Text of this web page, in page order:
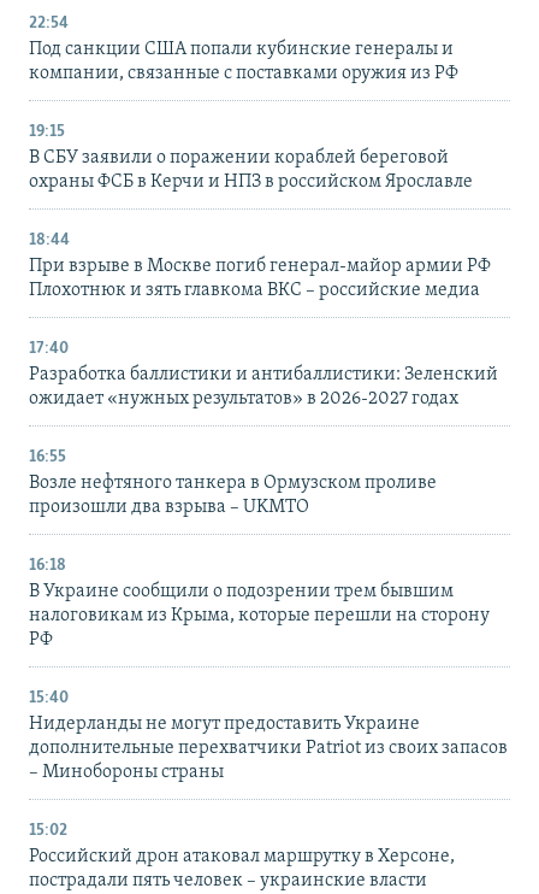
22:54
Под санкции США попали кубинские генералы и
компании, связанные с поставками оружия из РФ
19:15
В СБУ заявили о поражении кораблей береговой
охраны ФСБ в Керчи и НПЗ в российском Ярославле
18:44
При взрыве в Москве погиб генерал-майор армии РФ
Плохотнюк и зять главкома ВКС – российские медиа
17:40
Разработка баллистики и антибаллистики: Зеленский
ожидает «нужных результатов» в 2026-2027 годах
16:55
Возле нефтяного танкера в Ормузском проливе
произошли два взрыва – UKMTO
16:18
В Украине сообщили о подозрении трем бывшим
налоговикам из Крыма, которые перешли на сторону
РФ
15:40
Нидерланды не могут предоставить Украине
дополнительные перехватчики Patriot из своих запасов
– Минобороны страны
15:02
Российский дрон атаковал маршрутку в Херсоне,
пострадали пять человек – украинские власти